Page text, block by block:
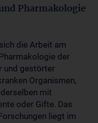
Pharmakologie
die Arbeit am
der
und gestörter
Organismen,
mit
oder Gifte. Das
liegt im